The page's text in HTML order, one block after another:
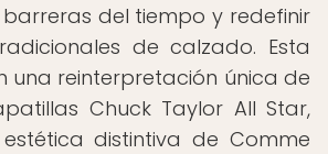
del tiempo y redefinir
de calzado. Esta
una reinterpretación única de
Chuck Taylor All Star,
distintiva de Comme